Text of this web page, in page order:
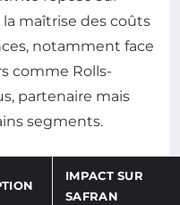
maîtrise des coûts
notamment face
comme Rolls-
partenaire mais
segments.
IMPACT SUR
SAFRAN